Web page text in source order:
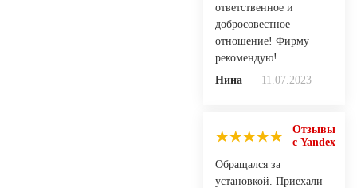
ответственное и
добросовестное
отношение! Фирму
рекомендую!
Нина
11.07.2023
Отзывы
с Yandex
Обращался за
установкой. Приехали